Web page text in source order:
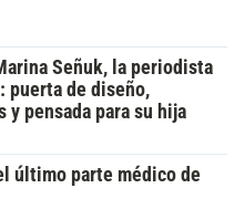
Señuk, la periodista
puerta de diseño,
y pensada para su hija
último parte médico de